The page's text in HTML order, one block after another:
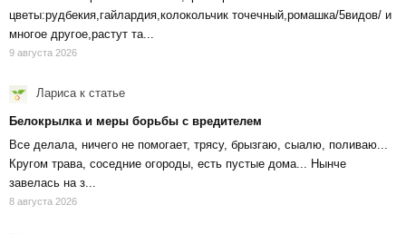
цветы:рудбекия,гайлардия,колокольчик точечный,ромашка/5видов/ и
многое другое,растут та...
9 августа 2026
Ларисак статье
Белокрылка и меры борьбы с вредителем
Все делала, ничего не помогает, трясу, брызгаю, сыалю, поливаю...
Кругом трава, соседние огороды, есть пустые дома... Нынче
завелась на з...
8 августа 2026